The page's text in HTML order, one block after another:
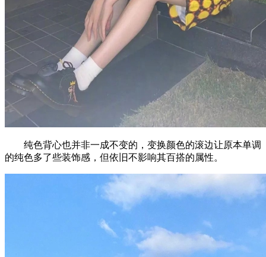
纯色背心也并非一成不变的，变换颜色的滚边让原本单调
的纯色多了些装饰感，但依旧不影响其百搭的属性。